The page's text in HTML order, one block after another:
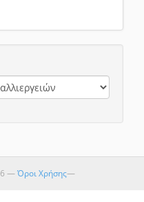
—Όροι Χρήσης—